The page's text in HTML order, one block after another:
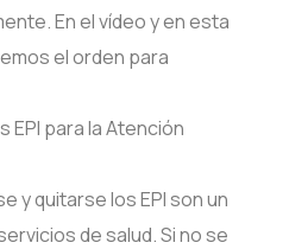
En el vídeo y en esta
el orden para
EPI para la Atención
y quitarse los EPI son un
de salud. Si no se